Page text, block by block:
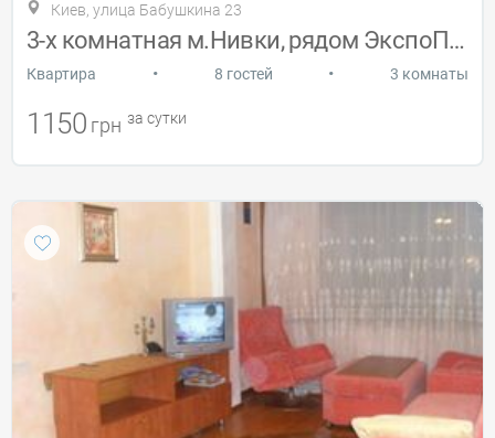
Киев, улица Бабушкина 23
3-х комнатная м.Нивки, рядом ЭкспоПлаза
Квартира • 8 гостей • 3 комнаты
1150 грн за сутки